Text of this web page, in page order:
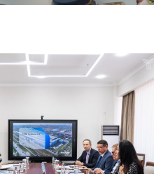
+998 (78) 140-02-00
Ишонч телефон